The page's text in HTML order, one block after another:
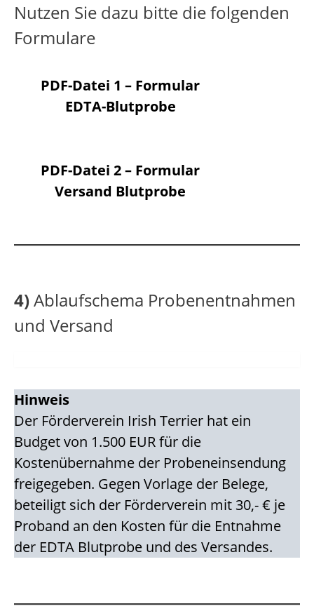
Nutzen Sie dazu bitte die folgenden
Formulare
PDF-Datei 1 – Formular
EDTA-Blutprobe
PDF-Datei 2 – Formular
Versand Blutprobe
4)Ablaufschema Probenentnahmen
und Versand
Hinweis
Der Förderverein Irish Terrier hat ein
Budget von 1.500 EUR für die
Kostenübernahme der Probeneinsendung
freigegeben. Gegen Vorlage der Belege,
beteiligt sich der Förderverein mit 30,- € je
Proband an den Kosten für die Entnahme
der EDTA Blutprobe und des Versandes.